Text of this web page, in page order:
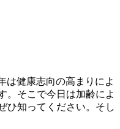
は健康志向の高まりによ
。そこで今日は加齢によ
ひ知ってください。そし